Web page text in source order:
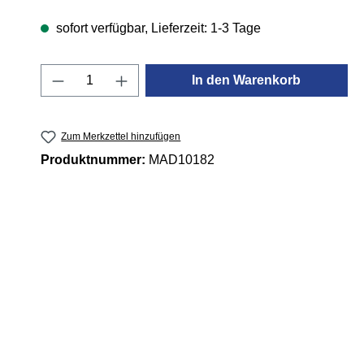
sofort verfügbar, Lieferzeit: 1-3 Tage
Produkt Anzahl: Gib den
In den Warenkorb
Zum Merkzettel hinzufügen
Produktnummer: MAD10182